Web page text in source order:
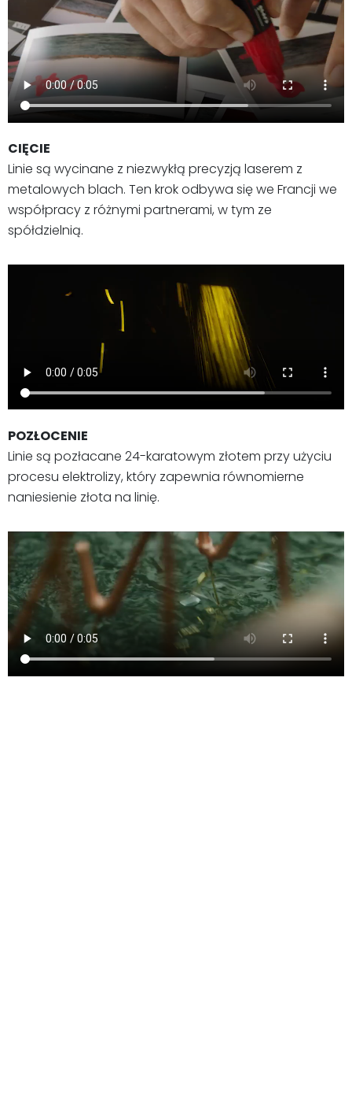
CIĘCIE
Linie są wycinane z niezwykłą precyzją laserem z
metalowych blach. Ten krok odbywa się we Francji we
współpracy z różnymi partnerami, w tym ze
spółdzielnią.
POZŁOCENIE
Linie są pozłacane 24-karatowym złotem przy użyciu
procesu elektrolizy, który zapewnia równomierne
naniesienie złota na linię.